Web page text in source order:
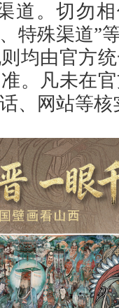
道。切勿
特殊渠道”
均由官方
。凡未在
、网站等